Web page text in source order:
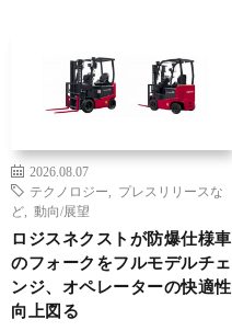
2026.08.07
テクノロジー
プレスリリースな
ど
動向/展望
ロジスネクストが防爆仕様車
のフォークをフルモデルチェ
ンジ、オペレーターの快適性
向上図る